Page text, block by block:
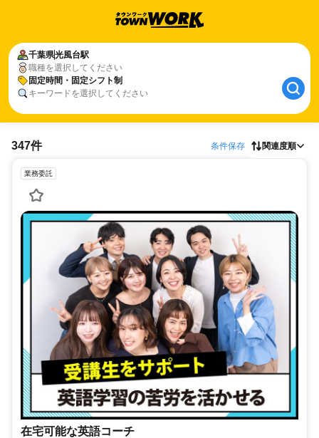
千葉県光風台駅
職種を選択してください
固定時間・固定シフト制
キーワードを選択してください
347件 条件保存 関連度順
業務委託
在宅可能な英語コーチ